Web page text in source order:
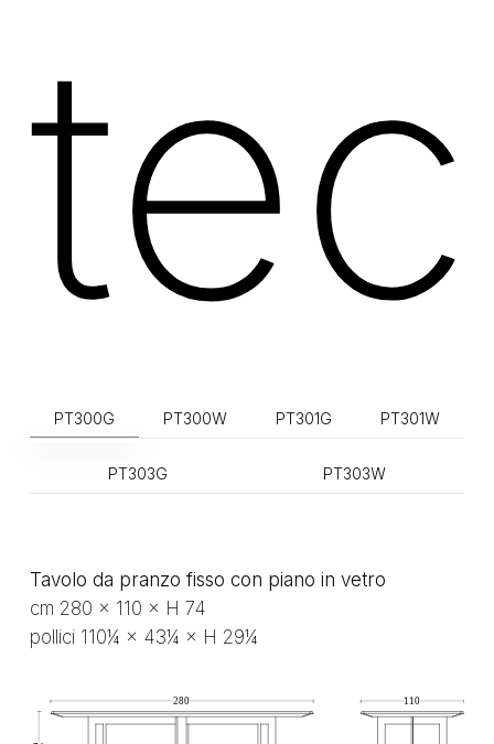
PT300G PT300W PT301G PT301W
PT303G PT303W
Tavolo da pranzo fisso con piano in vetro
cm 280 × 110 × H 74
pollici 110¼ × 43¼ × H 29¼